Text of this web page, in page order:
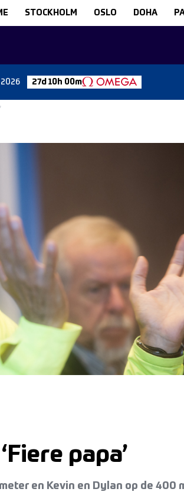
STOCKHOLM OSLO DOHA
2026 27d 10h 00m
papa’
en Kevin en Dylan op de 400